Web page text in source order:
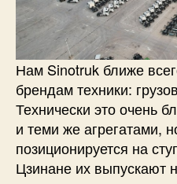
Нам Sinotruk ближе
брендам техники:
Технически это очень
и теми же агрегатами,
позиционируется на
Цзинане их выпускают